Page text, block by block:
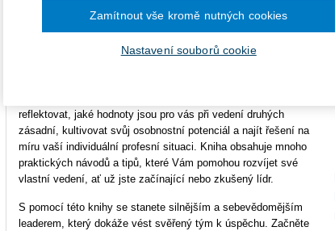
Jaký LEADER chcete být?je kniha, která vám pomůže
uvědomit si váš vlastní styl vedení a projasnit si odpověď na
reflektovat, jaké hodnoty jsou pro vás při vedení druhých
zásadní, kultivovat svůj osobnostní potenciál a najít řešení na
míru vaší individuální profesní situaci. Kniha obsahuje mnoho
praktických návodů a tipů, které Vám pomohou rozvíjet své
vlastní vedení, ať už jste začínající nebo zkušený lídr.
S pomocí této knihy se stanete silnějším a sebevědomějším
leaderem, který dokáže vést svěřený tým k úspěchu. Začněte
Nastavení souborů cookie
Zamítnout vše kromě nutných cookies